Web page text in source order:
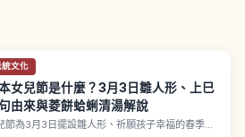
統文化
女兒節是什麼？3月3日雛人形、上巳
由來與菱餅蛤蜊清湯解說
節為3月3日擺設雛人形、祈願孩子幸福的春季活